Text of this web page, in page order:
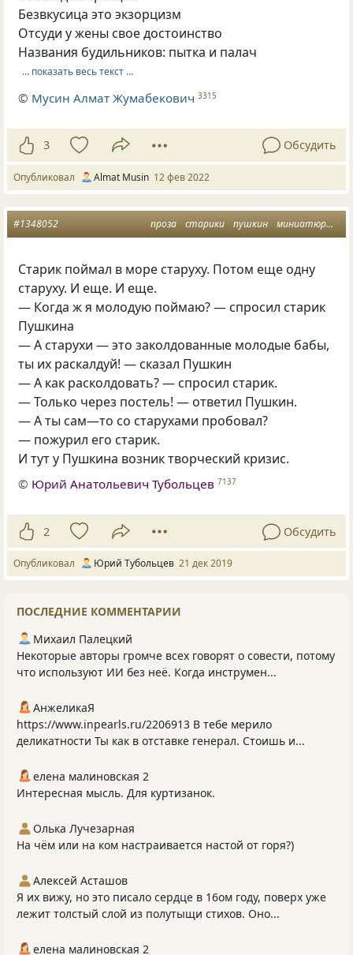
Безвкусица это экзорцизм
Отсуди у жены свое достоинство
Названия будильников: пытка и палач
… показать весь текст …
© Мусин Алмат Жумабекович 3315
3 Обсудить
Опубликовал Almat Musin 12 фев 2022
проза старики пушкин миниатюры
#1348052
Старик поймал в море старуху. Потом еще одну
старуху. И еще. И еще.
— Когда ж я молодую поймаю? — спросил старик
Пушкина
— А старухи — это заколдованные молодые бабы,
ты их раскалдуй! — сказал Пушкин
— А как расколдовать? — спросил старик.
— Только через постель! — ответил Пушкин.
— А ты сам—то со старухами пробовал?
— пожурил его старик.
И тут у Пушкина возник творческий кризис.
© Юрий Анатольевич Тубольцев 7137
2 Обсудить
Опубликовал Юрий Тубольцев 21 дек 2019
ПОСЛЕДНИЕ КОММЕНТАРИИ
Михаил Палецкий
Некоторые авторы громче всех говорят о совести, потому
что используют ИИ без неё. Когда инструмен...
АнжеликаЯ
https://www.inpearls.ru/2206913 В тебе мерило
деликатности Ты как в отставке генерал. Стоишь и...
елена малиновская 2
Интересная мысль. Для куртизанок.
Олька Лучезарная
На чём или на ком настраивается настой от горя?)
Алексей Асташов
Я их вижу, но это писало сердце в 16ом году, поверх уже
лежит толстый слой из полутыщи стихов. Оно...
елена малиновская 2